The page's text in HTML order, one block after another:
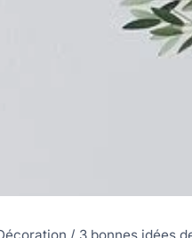
/ 3 bonnes idées